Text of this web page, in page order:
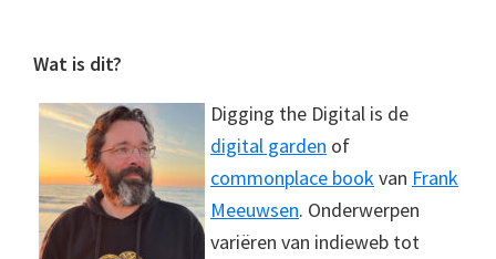
Footer
Wat is dit?
Digging the Digital is de
digital garden of
commonplace bookvan Frank
Meeuwsen. Onderwerpen
variëren van indieweb tot